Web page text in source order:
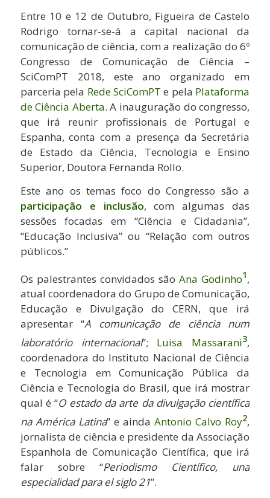
Entre 10 e 12 de Outubro, Figueira de Castelo
Rodrigo tornar-se-á a capital nacional da
comunicação de ciência, com a realização do 6º
Congresso de Comunicação de Ciência –
SciComPT 2018, este ano organizado em
parceria pela Rede SciComPT e pela Plataforma
de Ciência Aberta. A inauguração do congresso,
que irá reunir profissionais de Portugal e
Espanha, conta com a presença da Secretária
de Estado da Ciência, Tecnologia e Ensino
Superior, Doutora Fernanda Rollo.
Este ano os temas foco do Congresso são a
participação e inclusão, com algumas das
sessões focadas em “Ciência e Cidadania”,
“Educação Inclusiva” ou “Relação com outros
públicos.”
Os palestrantes convidados sãoAna Godinho1,
atual coordenadora do Grupo de Comunicação,
Educação e Divulgação do CERN, que irá
apresentar “A comunicação de ciência num
laboratório internacional”; Luisa Massarani3,
coordenadora do Instituto Nacional de Ciência
e Tecnologia em Comunicação Pública da
Ciência e Tecnologia do Brasil, que irá mostrar
qual é “O estado da arte da divulgação científica
na América Latina” e aindaAntonio Calvo Roy2,
jornalista de ciência e presidente da Associação
Espanhola de Comunicação Científica, que irá
falar sobre “Periodismo Científico, una
especialidad para el siglo 21”.